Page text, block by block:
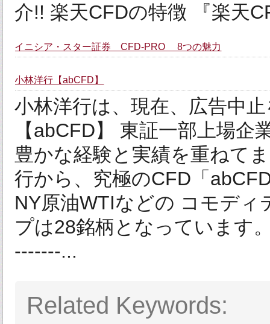
介!! 楽天CFDの特徴 『楽天
イニシア・スター証券 CFD-PRO 8つの魅力
小林洋行【abCFD】
小林洋行は、現在、広告中
【abCFD】 東証一部上場
豊かな経験と実績を重ねて
行から、究極のCFD「
NY原油WTIなどの コモデ
プは28銘柄となっています
-------...
Related Keywords: